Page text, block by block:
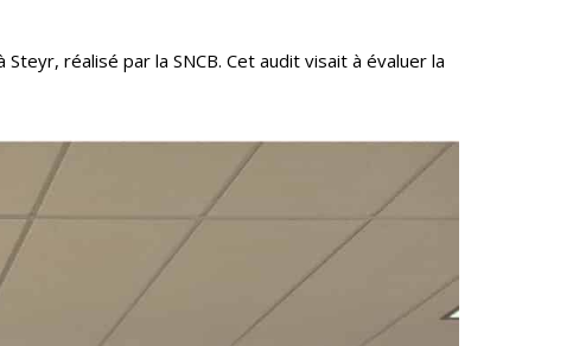
réalisé par la SNCB. Cet audit visait à évaluer la